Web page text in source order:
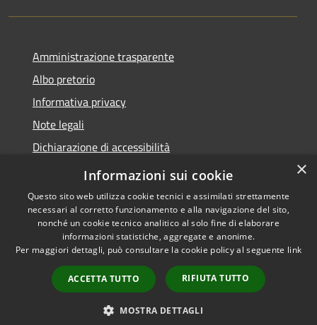
Amministrazione trasparente
Albo pretorio
Informativa privacy
Note legali
Dichiarazione di accessibilità
Piano di miglioramento del sito
Accessibilità
Copyright © 2026 • Comune di
Calendasco • Powered by
Municipium•
Accesso
redazione
×
Informazioni sui cookie
Questo sito web utilizza cookie tecnici e assimilati strettamente
necessari al corretto funzionamento e alla navigazione del sito,
nonché un cookie tecnico analitico al solo fine di elaborare
informazioni statistiche, aggregate e anonime.
Per maggiori dettagli, può consultare la cookie policy al seguente link
ACCETTA TUTTO RIFIUTA TUTTO
MOSTRA DETTAGLI